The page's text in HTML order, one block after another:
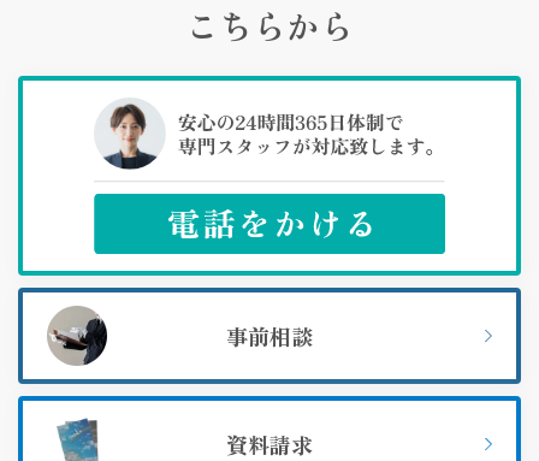
こちらから
事前相談
資料請求